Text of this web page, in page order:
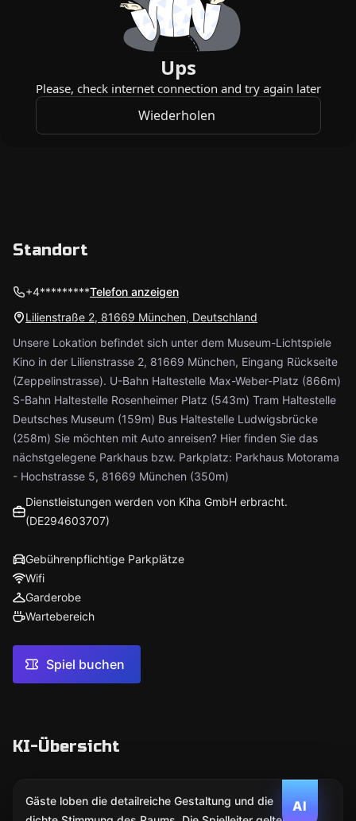
Standort
+4*********Telefon anzeigen
Lilienstraße 2, 81669 München, Deutschland
Unsere Lokation befindet sich unter dem Museum-Lichtspiele
Kino in der Lilienstrasse 2, 81669 München, Eingang Rückseite
(Zeppelinstrasse). U-Bahn Haltestelle Max-Weber-Platz (866m)
S-Bahn Haltestelle Rosenheimer Platz (543m) Tram Haltestelle
Deutsches Museum (159m) Bus Haltestelle Ludwigsbrücke
(258m) Sie möchten mit Auto anreisen? Hier finden Sie das
nächstgelegene Parkhaus bzw. Parkplatz: Parkhaus Motorama
- Hochstrasse 5, 81669 München (350m)
Dienstleistungen werden von Kiha GmbH erbracht.
(DE294603707)
Gebührenpflichtige Parkplätze
Wifi
Garderobe
Wartebereich
Spiel buchen
KI-Übersicht
AI
Gäste loben die detailreiche Gestaltung und die